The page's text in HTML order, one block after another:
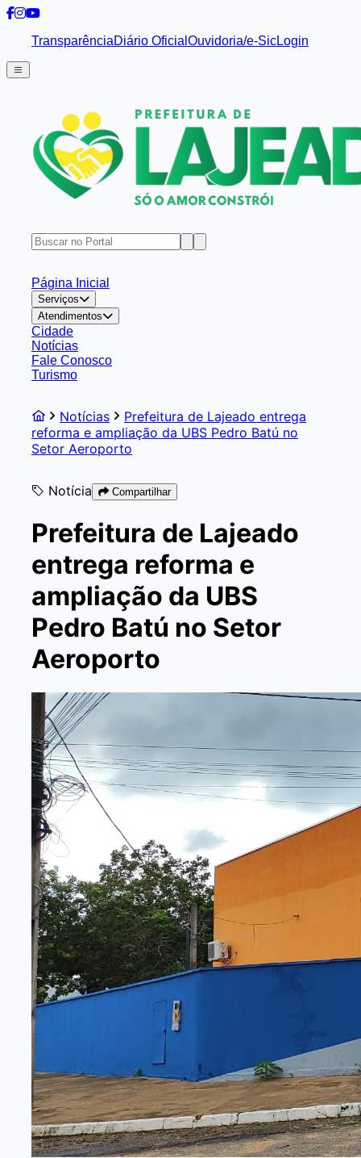
TransparênciaDiário Oficial Ouvidoria/e-SicLogin
Página Inicial
Serviços
Atendimentos
Cidade
Notícias
Fale Conosco
Turismo
Notícias
Prefeitura de Lajeado entrega
reforma e ampliação da UBS Pedro Batú no
Setor Aeroporto
Notícia Compartilhar
Prefeitura de Lajeado
entrega reforma e
ampliação da UBS
Pedro Batú no Setor
Aeroporto